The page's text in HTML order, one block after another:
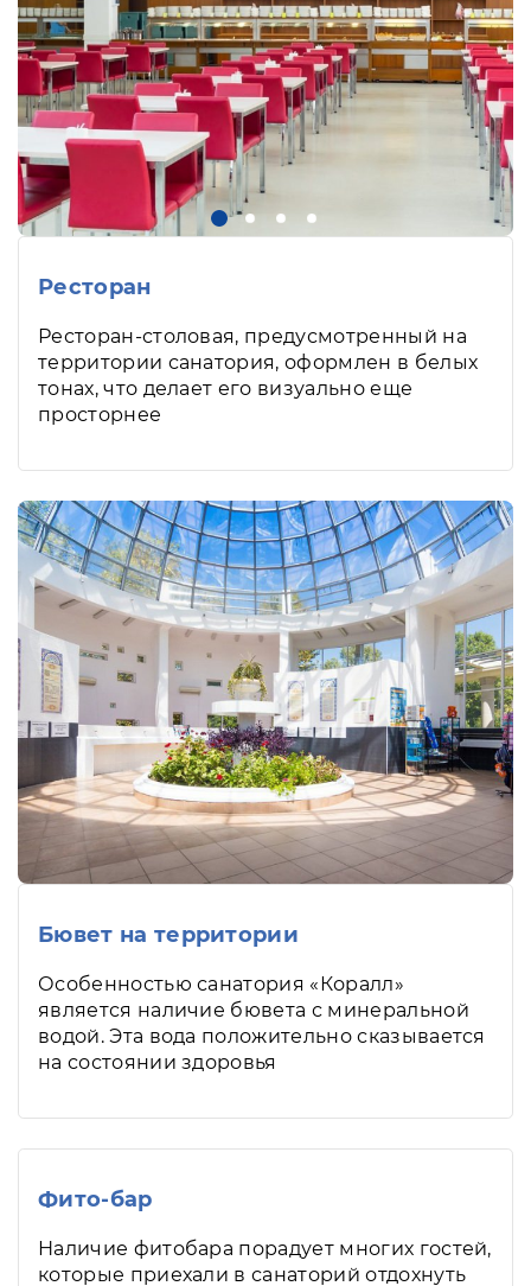
Ресторан
Ресторан-столовая, предусмотренный на
территории санатория, оформлен в белых
тонах, что делает его визуально еще
просторнее
Бювет на территории
Особенностью санатория «Коралл»
является наличие бювета с минеральной
водой. Эта вода положительно сказывается
на состоянии здоровья
Фито-бар
Наличие фитобара порадует многих гостей,
которые приехали в санаторий отдохнуть